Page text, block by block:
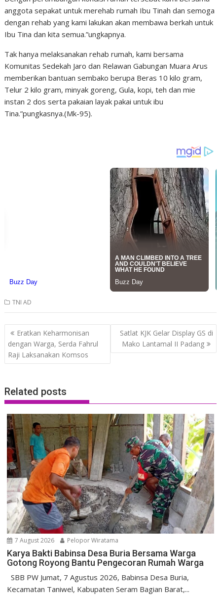
anggota sepakat untuk merehab rumah Ibu Tinah dan semoga
dengan rehab yang kami lakukan akan membawa berkah untuk
Ibu Tina dan kita semua.”ungkapnya.
Tak hanya melaksanakan rehab rumah, kami bersama
Komunitas Sedekah Jaro dan Relawan Gabungan Muara Arus
memberikan bantuan sembako berupa Beras 10 kilo gram,
Telur 2 kilo gram, minyak goreng, Gula, kopi, teh dan mie
instan 2 dos serta pakaian layak pakai untuk ibu
Tina.”pungkasnya.(Mk-95).
TNI AD
Post
navigation
Eratkan Keharmonisan
dengan Warga, Serda Fahrul
Raji Laksanakan Komsos
Satlat KJK Gelar Display GS di
Mako Lantamal II Padang
Related posts
7 August 2026 Pelopor Wiratama
Karya Bakti Babinsa Desa Buria Bersama Warga
Gotong Royong Bantu Pengecoran Rumah Warga
SBB PW Jumat, 7 Agustus 2026, Babinsa Desa Buria,
Kecamatan Taniwel, Kabupaten Seram Bagian Barat,...